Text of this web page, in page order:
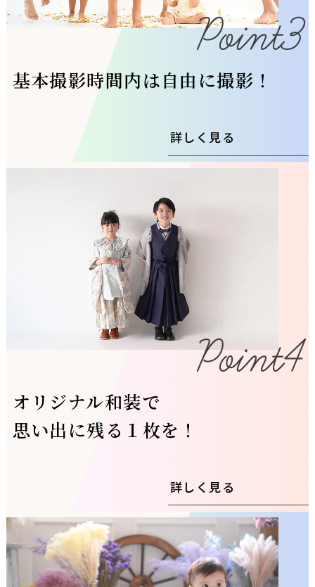
基本撮影時間内は自由に撮影！
詳しく見る
オリジナル和装で
思い出に残る１枚を！
詳しく見る